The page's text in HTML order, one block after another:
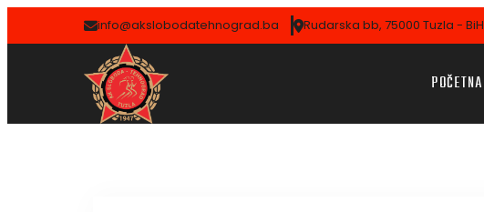
info@akslobodatehnograd.ba Rudarska bb, 75000 Tuzla - BiH
POČETNA